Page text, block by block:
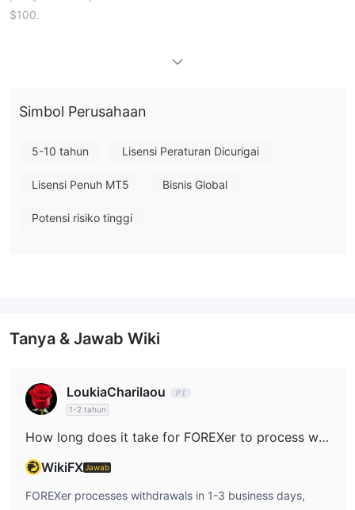
$100.
Jenis Akun/Leverage/Biaya
FOREXer menawarkan tiga jenis akun: akun Trainee, akun
JCB, diners club international,
Simbol Perusahaan
5-10 tahun Lisensi Peraturan Dicurigai
Lisensi Penuh MT5 Bisnis Global
Potensi risiko tinggi
Tanya & Jawab Wiki
LoukiaCharilaou
1-2 tahun
How long does it take for FOREXer to process withdrawals?
WikiFXJawab
FOREXer processes withdrawals in 1-3 business days,